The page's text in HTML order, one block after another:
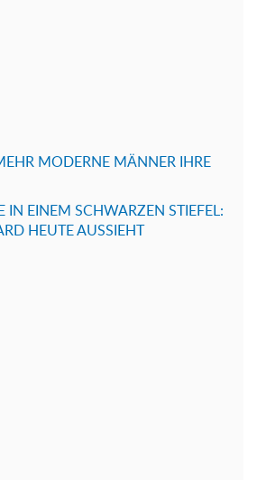
MODERNE MÄNNER IHRE
IN EINEM SCHWARZEN STIEFEL:
HEUTE AUSSIEHT